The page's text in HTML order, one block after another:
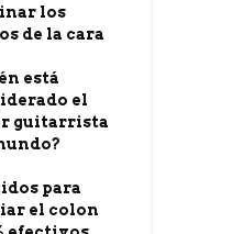
los
de la cara
está
el
guitarrista
para
el colon